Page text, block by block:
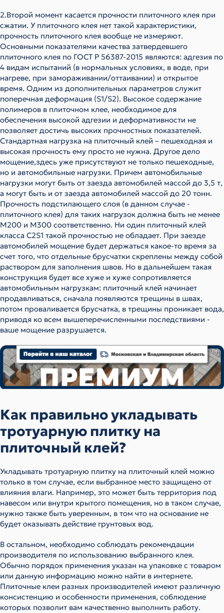
2.Второй момент касается прочности плиточного клея при
сжатии. У плиточного клея нет такой характеристики,
прочность плиточного клея вообще не измеряют.
Основными показателями качества затвердевшего
плиточного клея по ГОСТ Р 56387-2015 являются: адгезия по
4 видам испытаний (в нормальных условиях, в воде, при
нагреве, при замораживании/оттаивании) и открытое
время. Одним из дополнительных параметров служит
поперечная деформация (S1/S2). Высокое содержание
полимеров в плиточном клее, необходимое для
обеспечения высокой адгезии и деформативности не
позволяет достичь высоких прочностных показателей.
Стандартная нагрузка на плиточный клей – пешеходная и
высокая прочность ему просто не нужна. Другое дело
мощение,здесь уже присутствуют не только пешеходные,
но и автомобильные нагрузки. Причем автомобильные
нагрузки могут быть от заезда автомобилей массой до 3,5 т,
а могут быть и от заезда автомобилей массой до 20 тонн.
Прочность подстилающего слоя (в данном случае -
плиточного клея) для таких нагрузок должна быть не менее
М200 и М300 соответственно. Ни один плиточный клей
класса С2S1 такой прочностью не обладает. При заезде
автомобилей мощение будет держаться какое-то время за
счет того, что отдельные брусчатки скреплены между собой
раствором для заполнения швов. Но в дальнейшем такая
конструкция будет все хуже и хуже сопротивляется
автомобильным нагрузкам: плиточный клей начинает
продавливаться, сначала появляются трещины в швах,
потом проваливается брусчатка, в трещины проникает вода,
приводя ко всем вышеперечисленными последствиями -
ваше мощение разрушается.
Как правильно укладывать
тротуарную плитку на
плиточный клей?
Укладывать тротуарную плитку на плиточный клей можно
только в том случае, если выбранное место защищено от
влияния влаги. Например, это может быть территория под
навесом или внутри крытого помещения, но в таком случае,
нужно также быть уверенным, в том что на основание не
будет оказывать действие грунтовых вод.
В остальном, необходимо соблюдать рекомендации
производителя по использованию выбранного клея.
Обычно порядок применения указан на упаковке с товаром
или данную информацию можно найти в интернете.
Плиточные клеи разных производителей имеют различную
консистенцию и особенности применения, соблюдение
которых позволит вам качественно выполнить работу.